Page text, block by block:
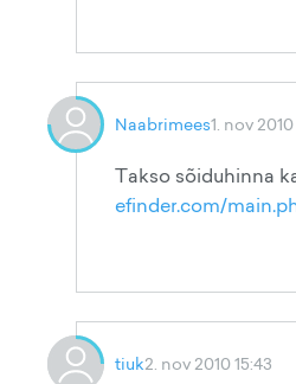
Naabrimees1. nov 2010
Takso sõiduhinna
efinder.com/
tiuk2. nov 2010 15:43